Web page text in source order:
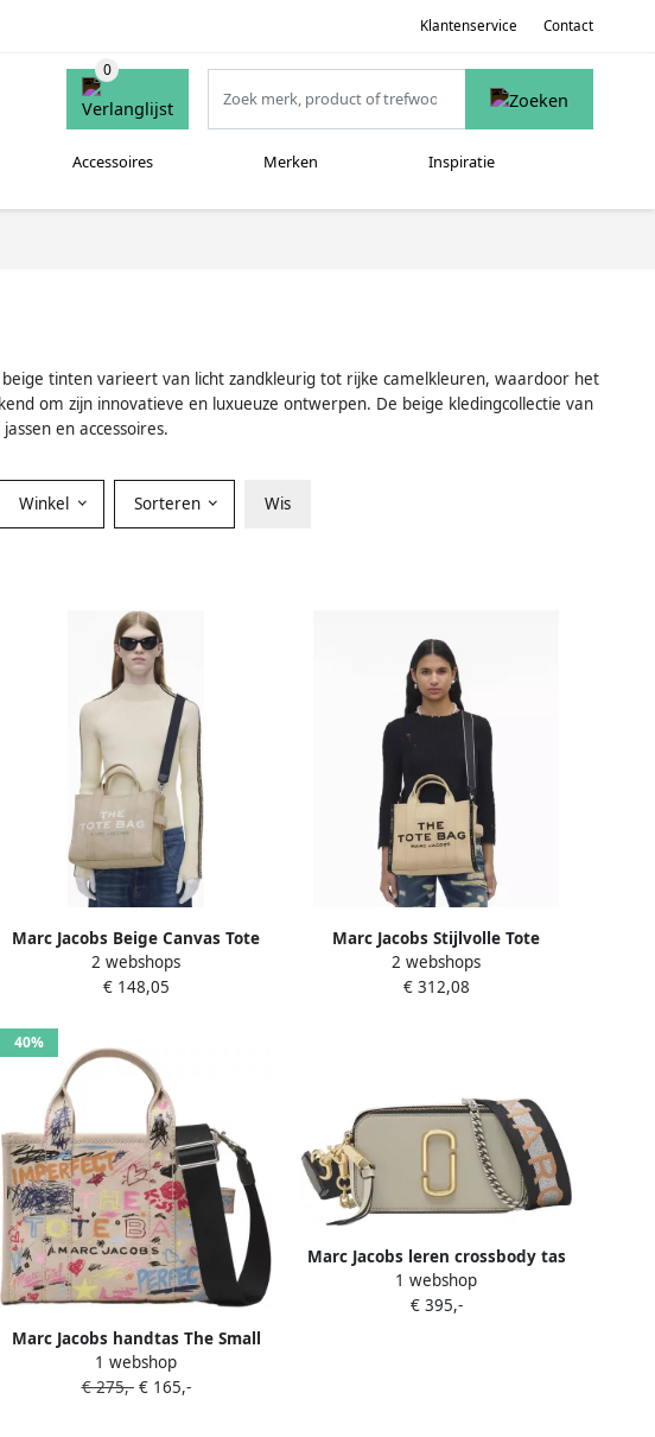
Klantenservice Contact
Accessoires Merken Inspiratie
tinten varieert van licht zandkleurig tot rijke camelkleuren, waardoor het
om zijn innovatieve en luxueuze ontwerpen. De beige kledingcollectie van
en accessoires.
Winkel Sorteren Wis
Marc Jacobs Beige Canvas Tote
Tas met Afneembare
Schouderband Beige Dames
2 webshops
€ 148,05
Marc Jacobs Stijlvolle Tote
Handtas met Verstelbare Band
Beige Dames
2 webshops
€ 312,08
40%
Marc Jacobs handtas The Small
Tote beige
1 webshop
€ 275,-€ 165,-
Marc Jacobs leren crossbody tas
The Snapshot beige
1 webshop
€ 395,-